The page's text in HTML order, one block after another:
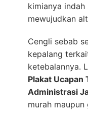
kimianya
mewujudkan
Cengli sebab
kepalang
ketebalannya.
Plakat Ucapan
Administrasi
murah